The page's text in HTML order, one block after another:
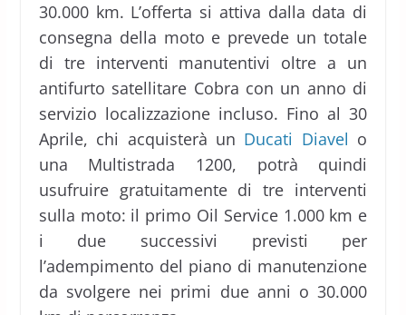
30.000 km. L’offerta si attiva dalla data di
consegna della moto e prevede un totale
di tre interventi manutentivi oltre a un
antifurto satellitare Cobra con un anno di
servizio localizzazione incluso. Fino al 30
Aprile, chi acquisterà un Ducati Diavel o
una Multistrada 1200, potrà quindi
usufruire gratuitamente di tre interventi
sulla moto: il primo Oil Service 1.000 km e
i due successivi previsti per
l’adempimento del piano di manutenzione
da svolgere nei primi due anni o 30.000